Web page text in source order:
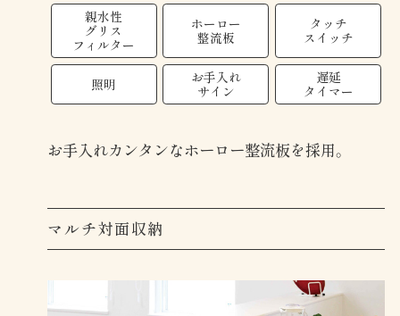
親水性
グリス
フィルター
ホーロー
整流板
タッチ
スイッチ
照明
お手入れ
サイン
遅延
タイマー
お手入れカンタンなホーロー整流板を採用。
マルチ対面収納